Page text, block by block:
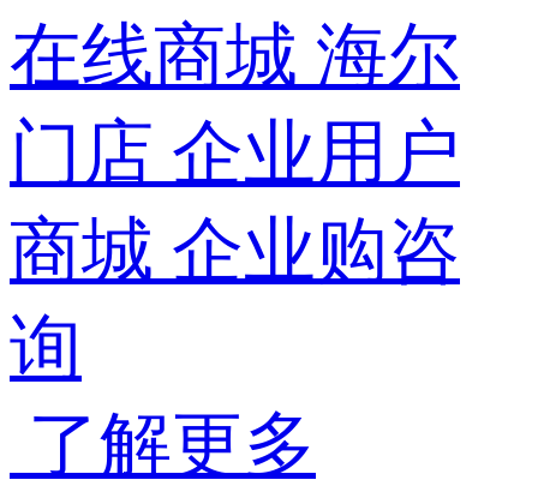
在线商城 海尔
门店 企业用户
商城 企业购咨
询
了解更多